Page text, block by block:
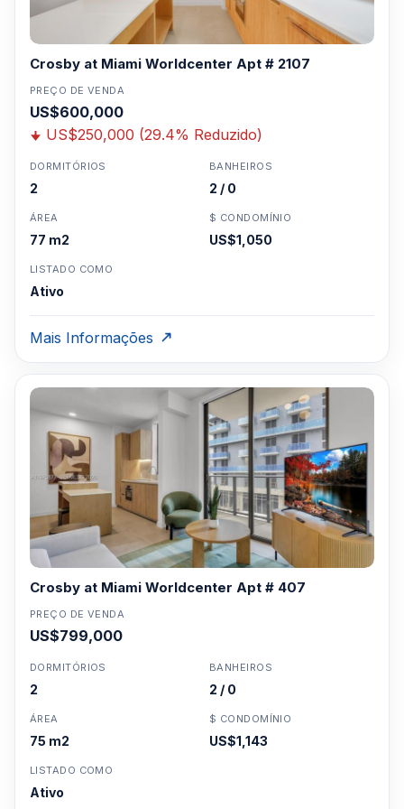
Crosby at Miami Worldcenter Apt # 2107
PREÇO DE VENDA
US$600,000
US$250,000 (29.4% Reduzido)
DORMITÓRIOS
2
BANHEIROS
2 / 0
ÁREA
77 m2
$ CONDOMÍNIO
US$1,050
LISTADO COMO
Ativo
Mais Informações
Crosby at Miami Worldcenter Apt # 407
PREÇO DE VENDA
US$799,000
DORMITÓRIOS
2
BANHEIROS
2 / 0
ÁREA
75 m2
$ CONDOMÍNIO
US$1,143
LISTADO COMO
Ativo